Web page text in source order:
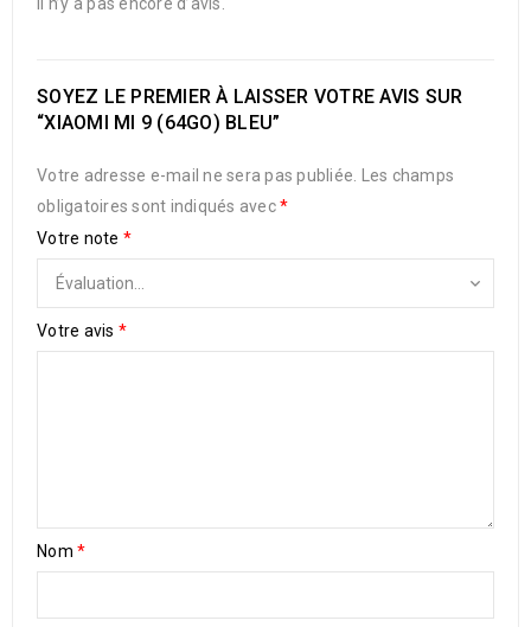
SOYEZ LE PREMIER À LAISSER VOTRE AVIS SUR
“XIAOMI MI 9 (64GO) BLEU”
Votre adresse e-mail ne sera pas publiée.
Les champs
obligatoires sont indiqués avec*
Votre note *
Votre avis *
Nom *